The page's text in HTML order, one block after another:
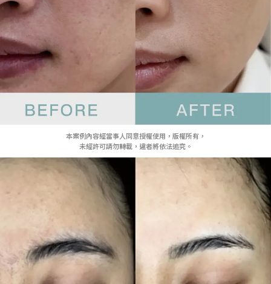
本案例內容經當事人同意授權使用，版權所有，
未經許可請勿轉載，違者將依法追究。